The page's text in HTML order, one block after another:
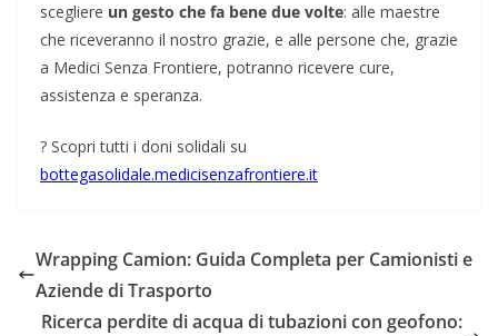
scegliere un gesto che fa bene due volte: alle maestre
che riceveranno il nostro grazie, e alle persone che, grazie
a Medici Senza Frontiere, potranno ricevere cure,
assistenza e speranza.
? Scopri tutti i doni solidali su
bottegasolidale.medicisenzafrontiere.it
Wrapping Camion: Guida Completa per Camionisti e
Aziende di Trasporto
Ricerca perdite di acqua di tubazioni con geofono: